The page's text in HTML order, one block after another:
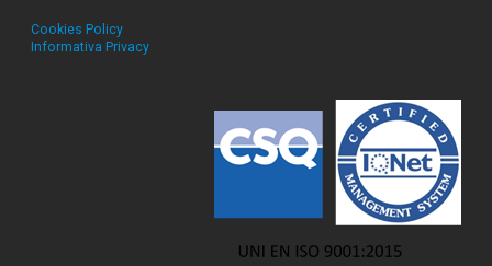
Cookies Policy
Informativa Privacy